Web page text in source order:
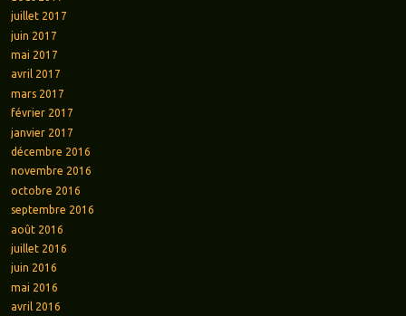
juillet 2017
juin 2017
mai 2017
avril 2017
mars 2017
février 2017
janvier 2017
décembre 2016
novembre 2016
octobre 2016
septembre 2016
août 2016
juillet 2016
juin 2016
mai 2016
avril 2016